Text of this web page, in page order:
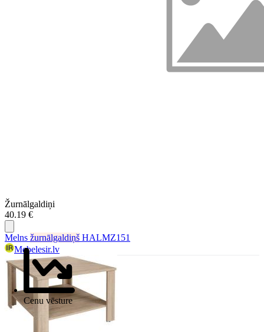
Žurnālgaldiņi
40.19 €
Cenu vēsture
Melns žurnālgaldiņš HALMZ151
Mebelesir.lv